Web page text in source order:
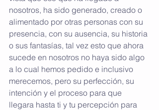
nosotros, ha sido generado, creado o
alimentado por otras personas con su
presencia, con su ausencia, su historia
o sus fantasías, tal vez esto que ahora
sucede en nosotros no haya sido algo
a lo cual hemos pedido e inclusivo
merecemos, pero su perfección, su
intención y el proceso para que
llegara hasta ti y tu percepción para